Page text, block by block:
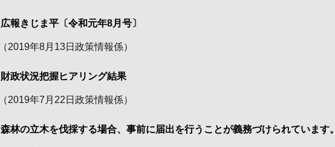
広報きじま平〔令和元年8月号〕
（2019年8月13日 政策情報係）
財政状況把握ヒアリング結果
（2019年7月22日 政策情報係）
森林の立木を伐採する場合、事前に届出を行うことが義務づけられています。